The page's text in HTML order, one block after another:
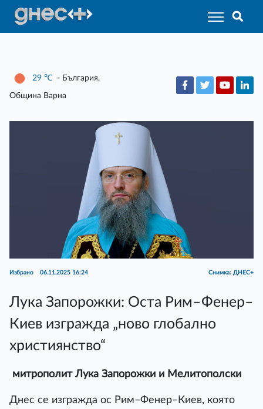
29 ℃ - България,
Община Варна
Избрано 06.11.2025 16:24 Снимка: ДНЕС+
Лука Запорожки: Оста Рим–Фенер–
Киев изгражда „ново глобално
християнство“
митрополит Лука Запорожки и Мелитополски
Днес се изгражда ос Рим–Фенер–Киев, която